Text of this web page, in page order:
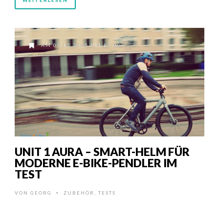
AM 05.12.2025 UM 17:00
UNIT 1 AURA – SMART-HELM FÜR
MODERNE E-BIKE-PENDLER IM
TEST
VON GEORG • ZUBEHÖR TESTS